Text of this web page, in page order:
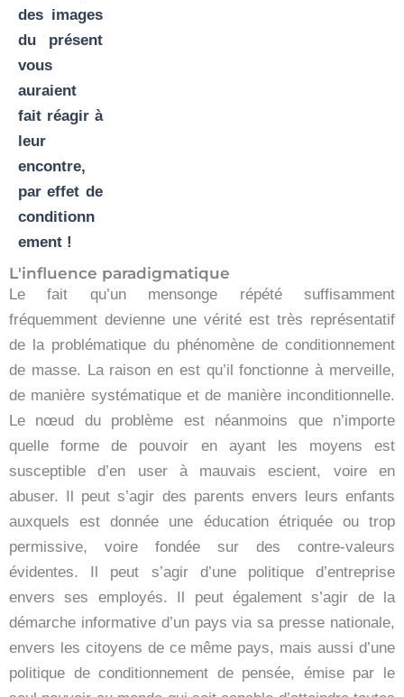
des images
du présent
vous
auraient
fait réagir à
leur
encontre,
par effet de
conditionn
ement !
L'influence paradigmatique
Le fait qu’un mensonge répété suffisamment
fréquemment devienne une vérité est très représentatif
de la problématique du phénomène de conditionnement
de masse. La raison en est qu’il fonctionne à merveille,
de manière systématique et de manière inconditionnelle.
Le nœud du problème est néanmoins que n’importe
quelle forme de pouvoir en ayant les moyens est
susceptible d’en user à mauvais escient, voire en
abuser. Il peut s’agir des parents envers leurs enfants
auxquels est donnée une éducation étriquée ou trop
permissive, voire fondée sur des contre-valeurs
évidentes. Il peut s’agir d’une politique d’entreprise
envers ses employés. Il peut également s’agir de la
démarche informative d’un pays via sa presse nationale,
envers les citoyens de ce même pays, mais aussi d’une
politique de conditionnement de pensée, émise par le